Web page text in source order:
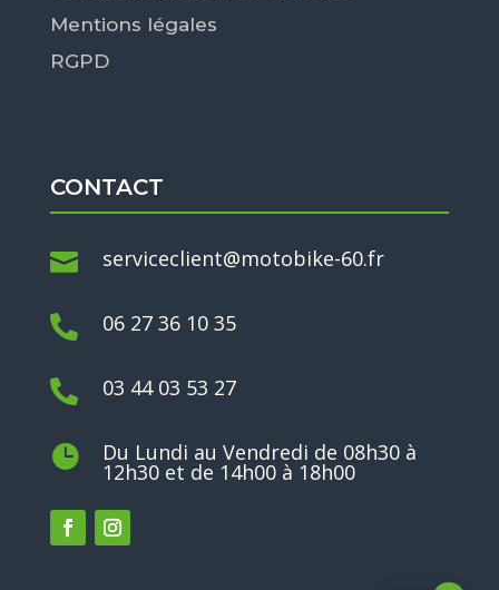
Mentions légales
RGPD
CONTACT
 serviceclient@motobike-60.fr
 06 27 36 10 35
 03 44 03 53 27
 Du Lundi au Vendredi de 08h30 à
12h30 et de 14h00 à 18h00